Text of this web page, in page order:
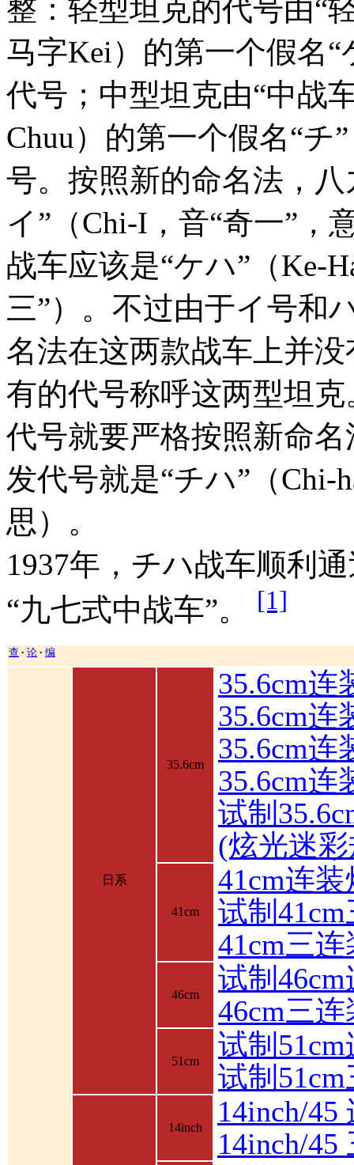
整：轻型坦克的代号由“
马字Kei）的第一个假名
代号；中型坦克由“中战
Chuu）的第一个假名“チ
号。按照新的命名法，
イ”（Chi-I，音“奇一”，
战车应该是“ケハ”（Ke-
三”）。不过由于イ号和
名法在这两款战车上并
有的代号称呼这两型坦
代号就要严格按照新命
发代号就是“チハ”（Chi-
思）。
1937年，チハ战车顺利
“九七式中战车”。
[1]
查 • 论 • 编
日系
35.6cm
35.6cm连
35.6cm连
35.6cm连
35.6cm连
试制
(炫光迷
41cm
41cm连装
试制
41cm三
46cm
试制
46cm三
51cm
试制
试制
14inch
14inch/45
14inch/45